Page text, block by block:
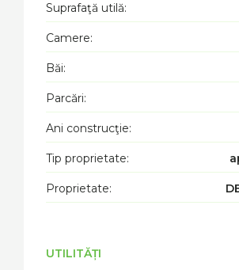
Suprafaţă utilă:
Camere:
Băi:
Parcări:
Ani construcţie:
Tip proprietate:
Proprietate:
UTILITĂȚI